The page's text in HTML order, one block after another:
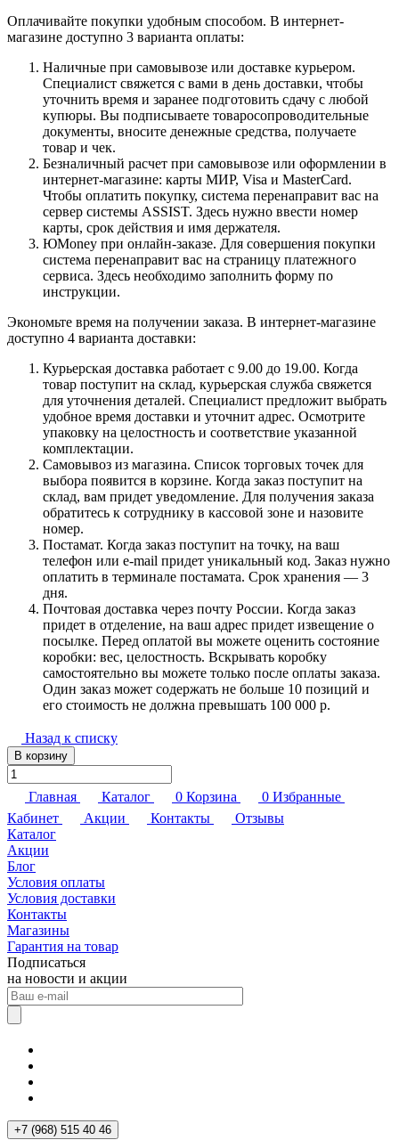
Оплачивайте покупки удобным способом. В интернет-
магазине доступно 3 варианта оплаты:
Наличные при самовывозе или доставке курьером.
Специалист свяжется с вами в день доставки, чтобы
уточнить время и заранее подготовить сдачу с любой
купюры. Вы подписываете товаросопроводительные
документы, вносите денежные средства, получаете
товар и чек.
Безналичный расчет при самовывозе или оформлении в
интернет-магазине: карты МИР, Visa и MasterCard.
Чтобы оплатить покупку, система перенаправит вас на
сервер системы ASSIST. Здесь нужно ввести номер
карты, срок действия и имя держателя.
ЮMoney при онлайн-заказе. Для совершения покупки
система перенаправит вас на страницу платежного
сервиса. Здесь необходимо заполнить форму по
инструкции.
Экономьте время на получении заказа. В интернет-магазине
доступно 4 варианта доставки:
Курьерская доставка работает с 9.00 до 19.00. Когда
товар поступит на склад, курьерская служба свяжется
для уточнения деталей. Специалист предложит выбрать
удобное время доставки и уточнит адрес. Осмотрите
упаковку на целостность и соответствие указанной
комплектации.
Самовывоз из магазина. Список торговых точек для
выбора появится в корзине. Когда заказ поступит на
склад, вам придет уведомление. Для получения заказа
обратитесь к сотруднику в кассовой зоне и назовите
номер.
Постамат. Когда заказ поступит на точку, на ваш
телефон или e-mail придет уникальный код. Заказ нужно
оплатить в терминале постамата. Срок хранения — 3
дня.
Почтовая доставка через почту России. Когда заказ
придет в отделение, на ваш адрес придет извещение о
посылке. Перед оплатой вы можете оценить состояние
коробки: вес, целостность. Вскрывать коробку
самостоятельно вы можете только после оплаты заказа.
Один заказ может содержать не больше 10 позиций и
его стоимость не должна превышать 100 000 р.
Назад к списку
В корзину
Главная Каталог 0 Корзина 0 Избранные
Кабинет
Акции Контакты
Отзывы
Каталог
Акции
Блог
Условия оплаты
Условия доставки
Контакты
Магазины
Гарантия на товар
Подписаться
на новости и акции
+7 (968) 515 40 46